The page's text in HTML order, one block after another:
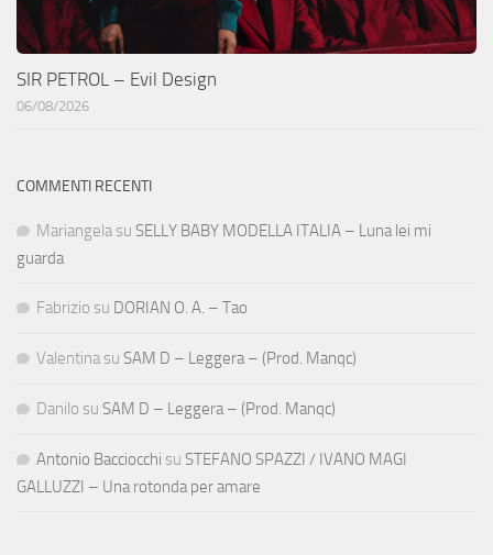
SIR PETROL – Evil Design
06/08/2026
COMMENTI RECENTI
Mariangela su SELLY BABY MODELLA ITALIA – Luna lei mi
guarda
Fabrizio su DORIAN O. A. – Tao
Valentina su SAM D – Leggera – (Prod. Manqc)
Danilo su SAM D – Leggera – (Prod. Manqc)
Antonio Bacciocchi su STEFANO SPAZZI / IVANO MAGI
GALLUZZI – Una rotonda per amare